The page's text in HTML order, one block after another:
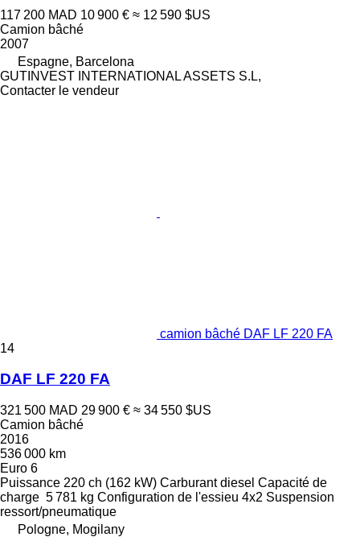
117 200 MAD 10 900 € ≈ 12 590 $US
Camion bâché
2007
Espagne, Barcelona
GUTINVEST INTERNATIONAL ASSETS S.L,
Contacter le vendeur
camion bâché DAF LF 220 FA
14
DAF LF 220 FA
321 500 MAD 29 900 € ≈ 34 550 $US
Camion bâché
2016
536 000 km
Euro 6
Puissance 220 ch (162 kW) Carburant diesel Capacité de
charge 5 781 kg Configuration de l'essieu 4x2 Suspension
ressort/pneumatique
Pologne, Mogilany